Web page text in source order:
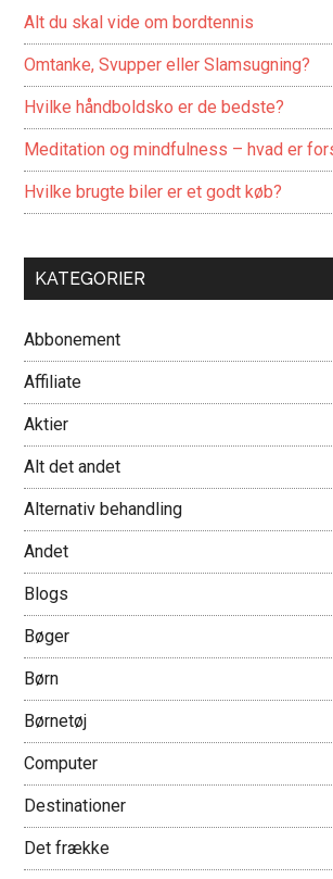
Alt du skal vide om bordtennis
Omtanke, Svupper eller Slamsugning?
Hvilke håndboldsko er de bedste?
Meditation og mindfulness – hvad er
Hvilke brugte biler er et godt køb?
KATEGORIER
Abbonement
Affiliate
Aktier
Alt det andet
Alternativ behandling
Andet
Blogs
Bøger
Børn
Børnetøj
Computer
Destinationer
Det frække